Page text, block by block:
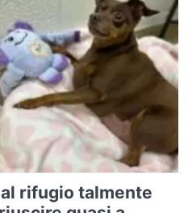
rifugio talmente